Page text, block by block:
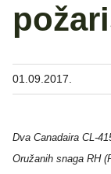
01.09.2017.
Dva Canadaira CL-
Oružanih snaga RH